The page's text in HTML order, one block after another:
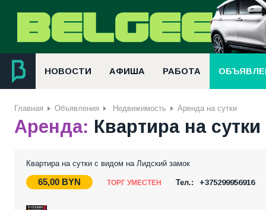
НОВОСТИ АФИША РАБОТА
Главная Объявления Недвижимость Аренда на сутки
Аренда: Квартира на
Квартира на сутки с видом на Лидский замок
65,00 BYN ТОРГ УМЕСТЕН Тел.: +375299956916